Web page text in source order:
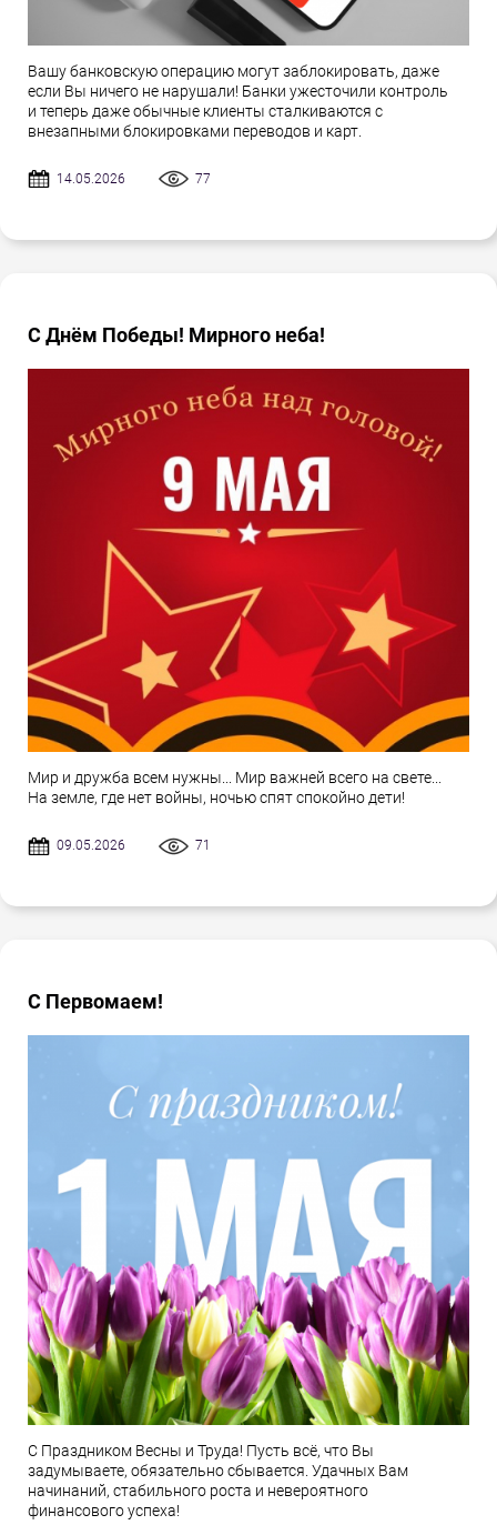
Вашу банковскую операцию могут заблокировать, даже
если Вы ничего не нарушали! Банки ужесточили контроль
и теперь даже обычные клиенты сталкиваются с
внезапными блокировками переводов и карт.
14.05.2026 77
С Днём Победы! Мирного неба!
Мир и дружба всем нужны... Мир важней всего на свете...
На земле, где нет войны, ночью спят спокойно дети!
09.05.2026 71
С Первомаем!
С Праздником Весны и Труда! Пусть всё, что Вы
задумываете, обязательно сбывается. Удачных Вам
начинаний, стабильного роста и невероятного
финансового успеха!